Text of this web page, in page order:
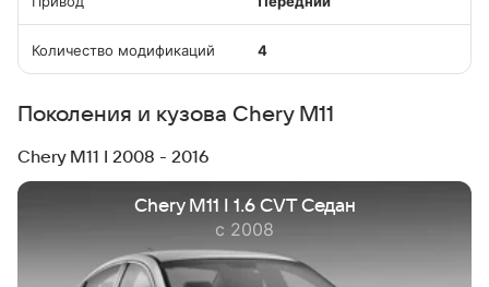
Количество модификаций 4
Поколения и кузова Chery M11
Chery M11 I 2008 - 2016
Chery M11 I 1.6 CVT Седан
с 2008